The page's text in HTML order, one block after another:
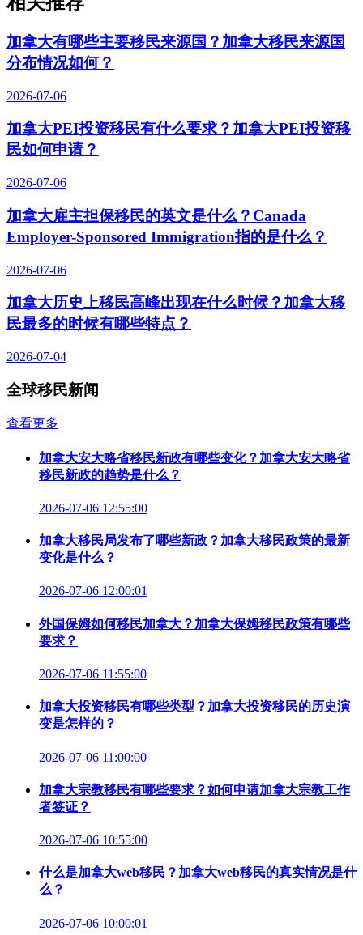
加拿大有哪些主要移民来源国？加拿大移民来源国
分布情况如何？
2026-07-06
加拿大PEI投资移民有什么要求？加拿大PEI投资移
民如何申请？
2026-07-06
加拿大雇主担保移民的英文是什么？Canada
Employer-Sponsored Immigration指的是什么？
2026-07-06
加拿大历史上移民高峰出现在什么时候？加拿大移
民最多的时候有哪些特点？
2026-07-04
全球移民新闻
查看更多
加拿大安大略省移民新政有哪些变化？加拿大安大略省
移民新政的趋势是什么？
2026-07-06 12:55:00
加拿大移民局发布了哪些新政？加拿大移民政策的最新
变化是什么？
2026-07-06 12:00:01
外国保姆如何移民加拿大？加拿大保姆移民政策有哪些
要求？
2026-07-06 11:55:00
加拿大投资移民有哪些类型？加拿大投资移民的历史演
变是怎样的？
2026-07-06 11:00:00
加拿大宗教移民有哪些要求？如何申请加拿大宗教工作
者签证？
2026-07-06 10:55:00
什么是加拿大web移民？加拿大web移民的真实情况是什
么？
2026-07-06 10:00:01